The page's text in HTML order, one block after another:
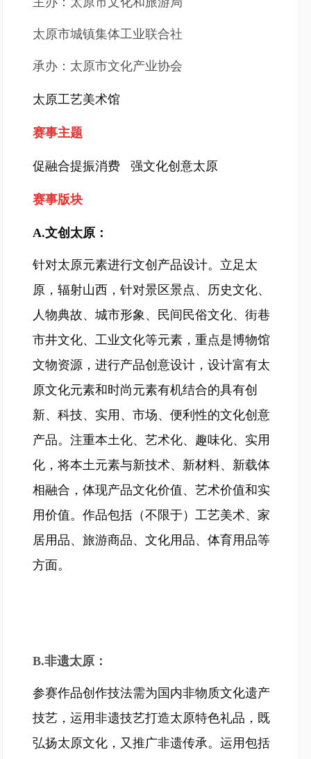
太原市城镇集体工业联合社
承办：太原市文化产业协会
太原工艺美术馆
赛事主题
促融合提振消费 强文化创意太原
赛事版块
A.文创太原：
针对太原元素进行文创产品设计。立足太
原，辐射山西，针对景区景点、历史文化、
人物典故、城市形象、民间民俗文化、街巷
市井文化、工业文化等元素，重点是博物馆
文物资源，进行产品创意设计，设计富有太
原文化元素和时尚元素有机结合的具有创
新、科技、实用、市场、便利性的文化创意
产品。注重本土化、艺术化、趣味化、实用
化，将本土元素与新技术、新材料、新载体
相融合，体现产品文化价值、艺术价值和实
用价值。作品包括（不限于）工艺美术、家
居用品、旅游商品、文化用品、体育用品等
方面。
B.非遗太原：
参赛作品创作技法需为国内非物质文化遗产
技艺，运用非遗技艺打造太原特色礼品，既
弘扬太原文化，又推广非遗传承。运用包括